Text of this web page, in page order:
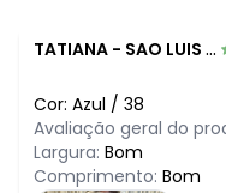
TATIANA - SAO LUIS DE MONTES BELOS - GO
Cor: Azul / 38
Avaliação geral do
Largura: Bom
Comprimento: Bom